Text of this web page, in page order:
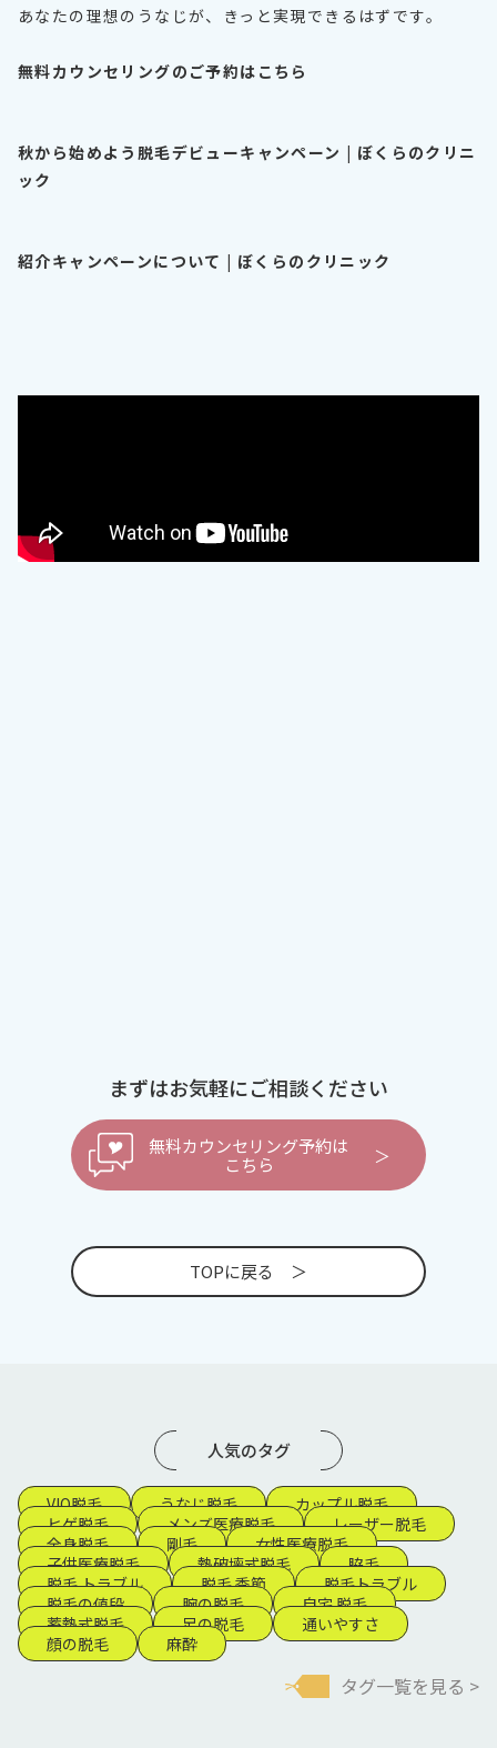
あなたの理想のうなじが、きっと実現できるはずです。
無料カウンセリングのご予約はこちら
秋から始めよう脱毛デビューキャンペーン | ぼくらのクリニ
ック
紹介キャンペーンについて | ぼくらのクリニック
まずはお気軽にご相談ください
無料カウンセリング予約は
こちら
TOPに戻る
人気のタグ
VIO脱毛 うなじ脱毛
カップル脱毛
ヒゲ脱毛
メンズ医療脱毛
レーザー脱毛
全身脱毛
剛毛
女性医療脱毛
子供医療脱毛
熱破壊式脱毛
脇毛
脱毛 トラブル
脱毛 季節
脱毛トラブル
脱毛の値段
腕の脱毛
自宅 脱毛
蓄熱式脱毛
足の脱毛
通いやすさ
顔の脱毛
麻酔
タグ一覧を見る >